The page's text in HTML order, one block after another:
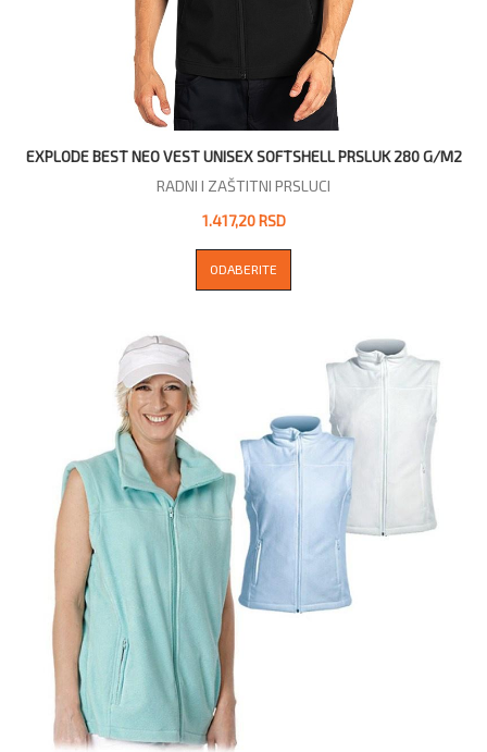
EXPLODE BEST NEO VEST UNISEX SOFTSHELL PRSLUK 280 G/M2
RADNI I ZAŠTITNI PRSLUCI
1.417,20 RSD
ODABERITE